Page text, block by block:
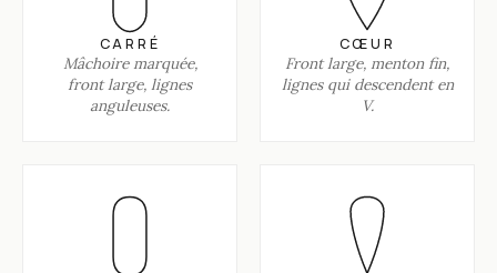
CARRÉ
Mâchoire marquée,
front large, lignes
anguleuses.
CŒUR
Front large, menton fin,
lignes qui descendent en
V.